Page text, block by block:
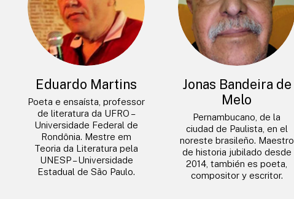
Eduardo Martins
Poeta e ensaísta, professor
de literatura da UFRO –
Universidade Federal de
Rondônia. Mestre em
Teoria da Literatura pela
UNESP – Universidade
Estadual de São Paulo.
Jonas Bandeira de
Melo
Pernambucano, de la
ciudad de Paulista, en el
noreste brasileño. Maestro
de historia jubilado desde
2014, también es poeta,
compositor y escritor.